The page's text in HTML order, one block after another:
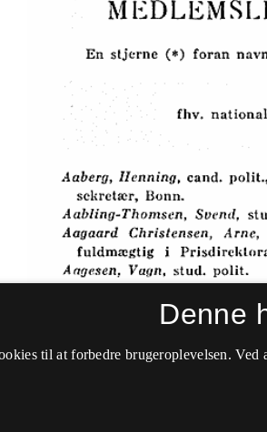
Denne
til at forbedre brugeroplevelsen.